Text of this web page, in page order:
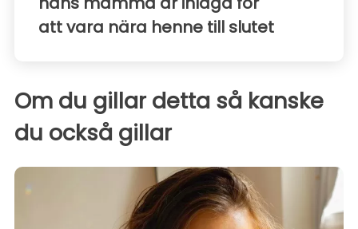
att vara nära henne till slutet
Om du gillar detta så kanske
du också gillar